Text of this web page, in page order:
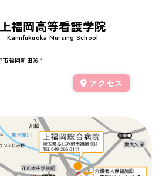
上福岡高等看護学院
Kamifukuoka Nursing School
福岡新田76-1
アクセス